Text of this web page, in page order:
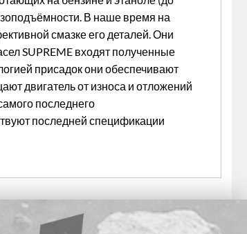
В наше время на
смазке его деталей. Они
SUPREME входят полученные
присадок они обеспечивают
двигатель от износа и отложений
последнего
последней спецификации